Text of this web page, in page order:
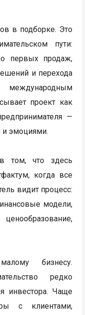
в подборке. Это
пути:
первых продаж,
и перехода
международным
проект как
—
и эмоциями.
в том, что здесь
когда все
видит процесс:
модели,
бизнесу.
редко
инвестора. Чаще
с клиентами,